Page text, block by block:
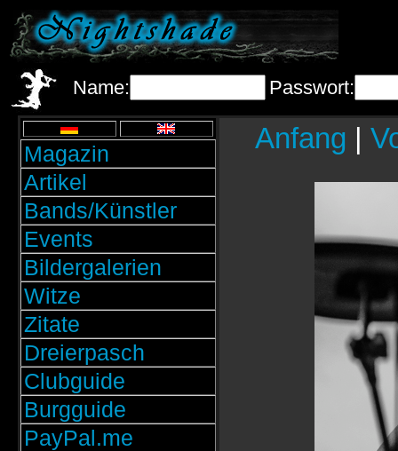
Name: Passwort:
Magazin
Artikel
Bands/Künstler
Events
Bildergalerien
Witze
Zitate
Dreierpasch
Clubguide
Burgguide
PayPal.me
Anfang |